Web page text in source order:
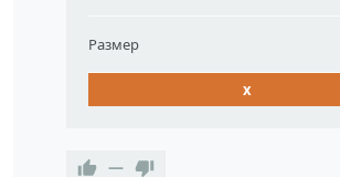
Размер
x
—